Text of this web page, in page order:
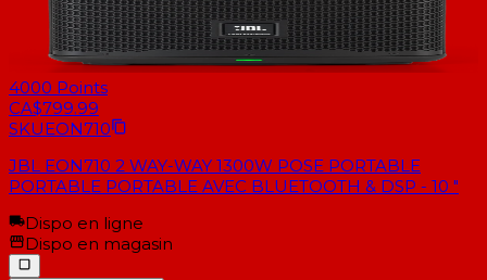
4000 Points
CA$799.99
SKUEON710
JBL EON710 2 WAY-WAY 1300W POSE PORTABLE
PORTABLE PORTABLE AVEC BLUETOOTH & DSP - 10 "
Dispo en ligne
Dispo en magasin